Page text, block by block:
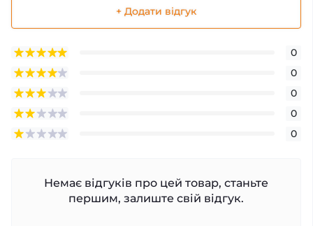
+ Додати відгук
0
0
0
0
0
Немає відгуків про цей товар, станьте
першим, залиште свій відгук.